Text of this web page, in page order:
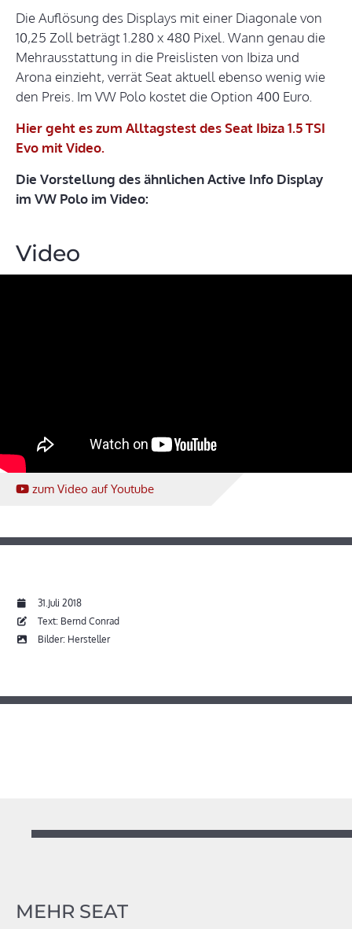
Die Auflösung des Displays mit einer Diagonale von
10,25 Zoll beträgt 1.280 x 480 Pixel. Wann genau die
Mehrausstattung in die Preislisten von Ibiza und
Arona einzieht, verrät Seat aktuell ebenso wenig wie
den Preis. Im VW Polo kostet die Option 400 Euro.
Hier geht es zum Alltagstest des Seat Ibiza 1.5 TSI
Evo mit Video.
Die Vorstellung des ähnlichen Active Info Display
im VW Polo im Video:
Video
zum Video auf Youtube
31.Juli 2018
Text: Bernd Conrad
Bilder: Hersteller
MEHR SEAT